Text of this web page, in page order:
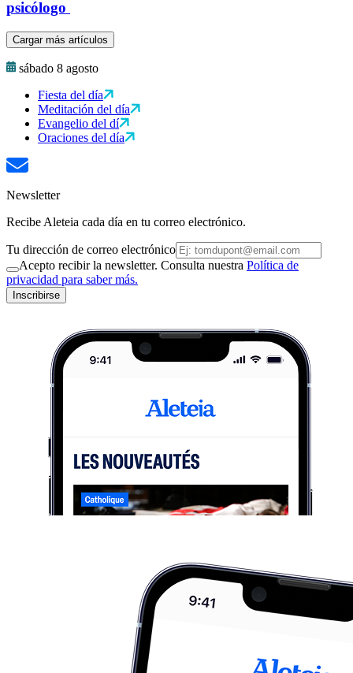
psicólogo
Cargar más artículos
sábado 8 agosto
Fiesta del día
Meditación del día
Evangelio del dí
Oraciones del día
Newsletter
Recibe Aleteia cada día en tu correo electrónico.
Tu dirección de correo electrónico
Acepto recibir la newsletter. Consulta nuestra Política de
privacidad para saber más.
Inscribirse